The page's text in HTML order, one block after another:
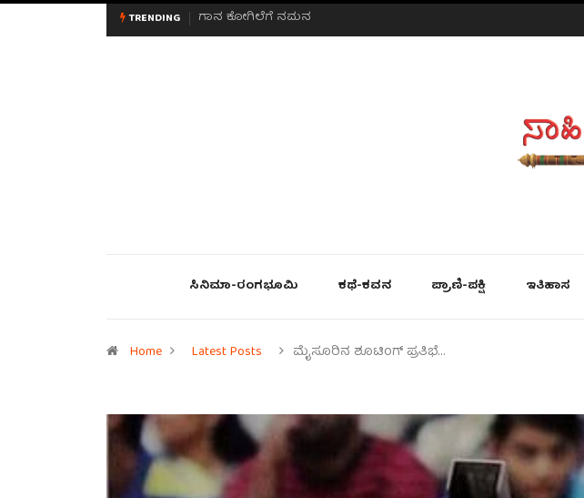
TRENDING ಮನಸಿನ ಸವಿಭಾವ
ಸಿನಿಮಾ-ರಂಗಭೂಮಿ ಕಥೆ-ಕವನ ಪ್ರಾಣಿ-ಪಕ್ಷಿ ಇತಿಹಾಸ
Home Latest Posts ಮೈಸೂರಿನ ಶೂಟಿಂಗ್ ಪ್ರತಿಭೆ…